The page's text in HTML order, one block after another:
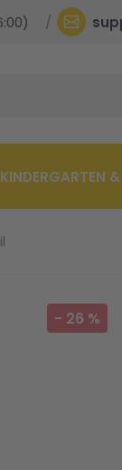
KINDERGARTEN
- 26 %